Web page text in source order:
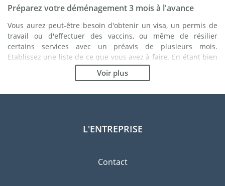
Préparez votre déménagement 3 mois à l'avance
Vous aurez peut-être besoin d'obtenir un visa, un permis de
travail ou d'effectuer des vaccins, ou même de résilier
certains services avec un préavis de plusieurs mois.
Etablissez une liste de ce que vous avez à faire. En étant bien
organisé, vous vous assurez du bon déroulement de votre
Choisissez le bon déménageur
indépendants tels que la FIDI vous permettront d'avoir une
variété des emballages disponibles ainsi qu'un réseau
Voir plus
L'ENTREPRISE
Contact